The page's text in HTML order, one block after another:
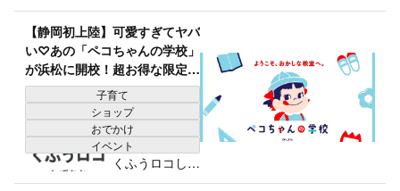
【静岡初上陸】可愛すぎてヤバ
い♡あの「ペコちゃんの学校」
が浜松に開校！超お得な限定お
楽しみ袋は売り切れ前に絶対ゲ
ットして！
子育て
ショップ
おでかけ
イベント
くふうロコしず
おか編集部